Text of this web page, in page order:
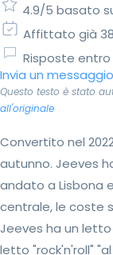
4.9/5 basato
Affittato già
Risposte entro
Invia un messaggio
Questo testo è stato
all'originale
Convertito nel
autunno. Jeeves
andato a Lisbona
centrale, le coste
Jeeves ha un
letto "rock'n'roll"